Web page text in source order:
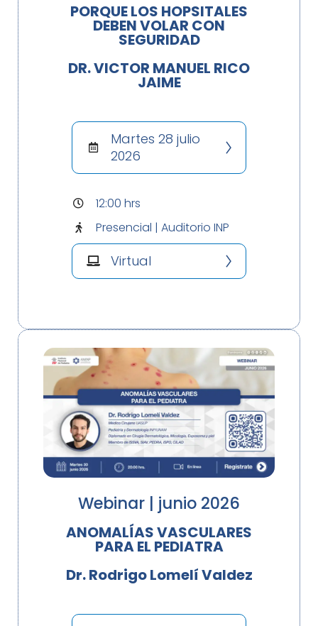
PORQUE LOS HOPSITALES
DEBEN VOLAR CON
SEGURIDAD
DR. VICTOR MANUEL RICO
JAIME
Martes 28 julio
2026
12:00 hrs
Presencial | Auditorio INP
Virtual
Webinar | junio 2026
ANOMALÍAS VASCULARES
PARA EL PEDIATRA
Dr. Rodrigo Lomelí Valdez